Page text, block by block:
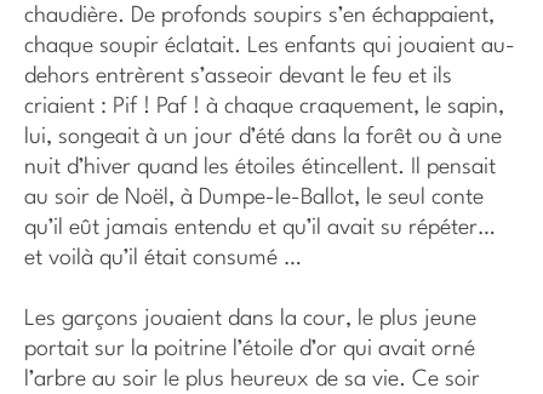
chaudière. De profonds soupirs s’en échappaient,
chaque soupir éclatait. Les enfants qui jouaient au-
dehors entrèrent s’asseoir devant le feu et ils
criaient : Pif ! Paf ! à chaque craquement, le sapin,
lui, songeait à un jour d’été dans la forêt ou à une
nuit d’hiver quand les étoiles étincellent. Il pensait
au soir de Noël, à Dumpe-le-Ballot, le seul conte
qu’il eût jamais entendu et qu’il avait su répéter…
et voilà qu’il était consumé …
Les garçons jouaient dans la cour, le plus jeune
portait sur la poitrine l’étoile d’or qui avait orné
l’arbre au soir le plus heureux de sa vie. Ce soir